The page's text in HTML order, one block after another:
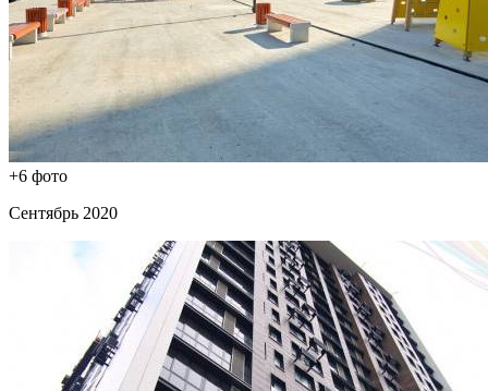
+6 фото
Сентябрь 2020